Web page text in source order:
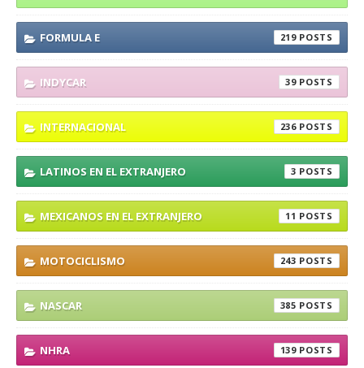
FORMULA E 219
INDYCAR 39
INTERNACIONAL 236
LATINOS EN EL EXTRANJERO 3
MEXICANOS EN EL EXTRANJERO 11
MOTOCICLISMO 243
NASCAR 385
NHRA 139